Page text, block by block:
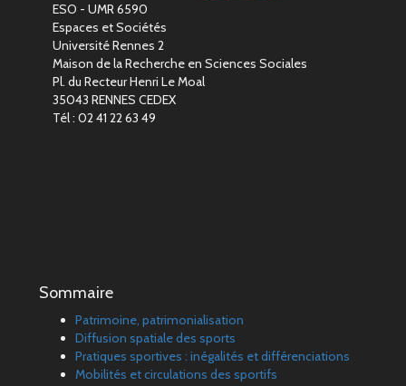
ESO - UMR 6590
Espaces et Sociétés
Université Rennes 2
Maison de la Recherche en Sciences Sociales
Pl. du Recteur Henri Le Moal
35043 RENNES CEDEX
Tél : 02 41 22 63 49
Sommaire
Patrimoine, patrimonialisation
Diffusion spatiale des sports
Pratiques sportives : inégalités et différenciations
Mobilités et circulations des sportifs